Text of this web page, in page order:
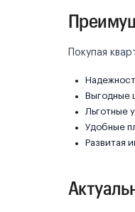
Покупая
Выгодные
Льготные
Удобные
Развитая